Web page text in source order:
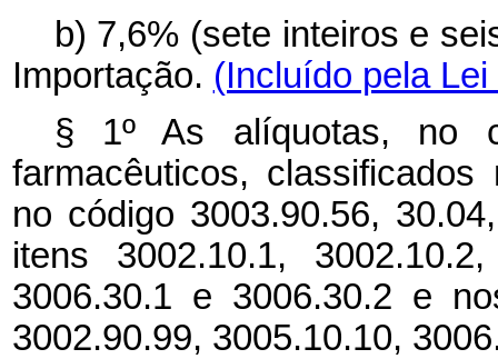
b) 7,6% (sete inteiros e
Importação. (Incluído pela
§ 1º As alíquotas, no
farmacêuticos,
no código 3003.90.56,
itens 3002.10.1,
3006.30.1 e 3006.30.2 e
3002.90.99, 3005.10.10,